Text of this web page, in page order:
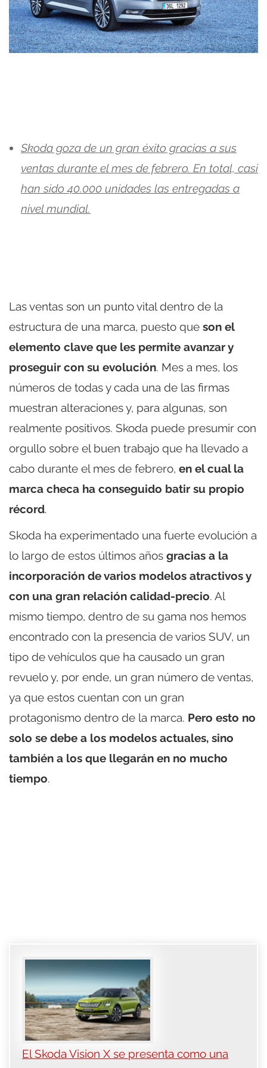
Skoda goza de un gran éxito gracias a sus
ventas durante el mes de febrero. En total, casi
han sido 40.000 unidades las entregadas a
nivel mundial.
Las ventas son un punto vital dentro de la
estructura de una marca, puesto que son el
elemento clave que les permite avanzar y
proseguir con su evolución. Mes a mes, los
números de todas y cada una de las firmas
muestran alteraciones y, para algunas, son
realmente positivos. Skoda puede presumir con
orgullo sobre el buen trabajo que ha llevado a
cabo durante el mes de febrero, en el cual la
marca checa ha conseguido batir su propio
récord.
Skoda ha experimentado una fuerte evolución a
lo largo de estos últimos años gracias a la
incorporación de varios modelos atractivos y
con una gran relación calidad-precio. Al
mismo tiempo, dentro de su gama nos hemos
encontrado con la presencia de varios SUV, un
tipo de vehículos que ha causado un gran
revuelo y, por ende, un gran número de ventas,
ya que estos cuentan con un gran
protagonismo dentro de la marca. Pero esto no
solo se debe a los modelos actuales, sino
también a los que llegarán en no mucho
tiempo.
El Skoda Vision X se presenta como una